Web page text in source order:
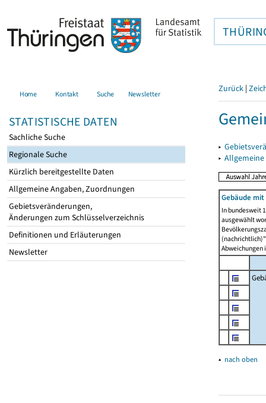
Home Kontakt Suche Newsletter
STATISTISCHE DATEN
Sachliche Suche
Regionale Suche
Kürzlich bereitgestellte Daten
Allgemeine Angaben, Zuordnungen
Gebietsveränderungen,
Änderungen zum Schlüsselverzeichnis
Definitionen und Erläuterungen
Newsletter
Zurück |
▸
▸
Gebäude
In bundesweit
ausgewählt
Abweichungen
▴ nach oben